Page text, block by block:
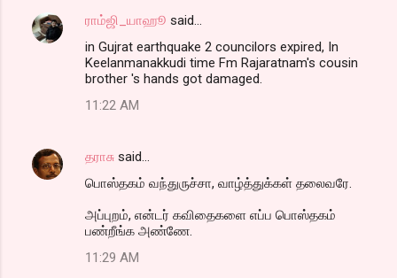
ராம்ஜி_யாஹூ said…
in Gujrat earthquake 2 councilors expired, In
Keelanmanakkudi time Fm Rajaratnam's cousin
brother 's hands got damaged.
11:22 AM
தராசு said…
பொஸ்தகம் வந்துருச்சா, வாழ்த்துக்கள் தலைவரே.
அப்புறம், என்டர் கவிதைகளை எப்ப பொஸ்தகம்
பண்றீங்க அண்ணே.
11:29 AM